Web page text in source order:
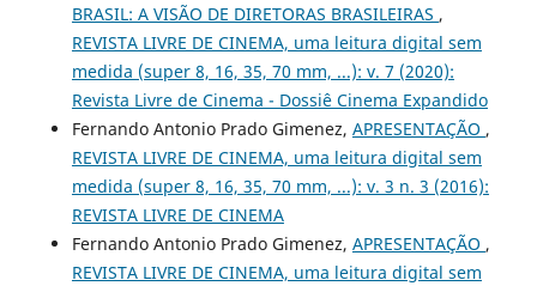
BRASIL: A VISÃO DE DIRETORAS BRASILEIRAS ,
REVISTA LIVRE DE CINEMA, uma leitura digital sem
medida (super 8, 16, 35, 70 mm, ...): v. 7 (2020):
Revista Livre de Cinema - Dossiê Cinema Expandido
Fernando Antonio Prado Gimenez, APRESENTAÇÃO ,
REVISTA LIVRE DE CINEMA, uma leitura digital sem
medida (super 8, 16, 35, 70 mm, ...): v. 3 n. 3 (2016):
REVISTA LIVRE DE CINEMA
Fernando Antonio Prado Gimenez, APRESENTAÇÃO ,
REVISTA LIVRE DE CINEMA, uma leitura digital sem